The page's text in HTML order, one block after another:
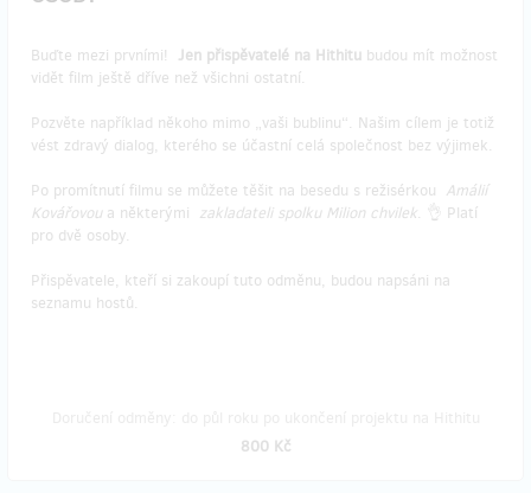
Buďte mezi prvními! Jen přispěvatelé na Hithitu budou mít možnost
vidět film ještě dříve než všichni ostatní.
Pozvěte například někoho mimo „vaši bublinu“. Našim cílem je totiž
vést zdravý dialog, kterého se účastní celá společnost bez výjimek.
Po promítnutí filmu se můžete těšit na besedu s režisérkou Amálií
Kovářovou a některými zakladateli spolku Milion chvilek. 👌 Platí
pro dvě osoby.
Přispěvatele, kteří si zakoupí tuto odměnu, budou napsáni na
seznamu hostů.
800 Kč